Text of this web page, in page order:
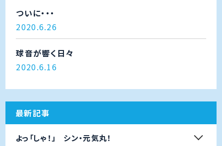
ついに・・・
2020.6.26
球音が響く日々
2020.6.16
最新記事
よっ「しゃ！」 シン・元気丸！